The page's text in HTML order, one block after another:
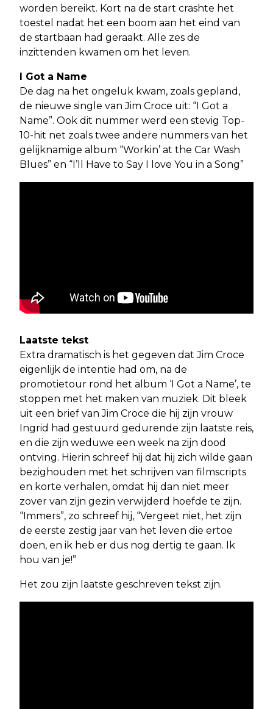
worden bereikt. Kort na de start crashte het
toestel nadat het een boom aan het eind van
de startbaan had geraakt. Alle zes de
inzittenden kwamen om het leven.
I Got a Name
De dag na het ongeluk kwam, zoals gepland,
de nieuwe single van Jim Croce uit: “I Got a
Name”. Ook dit nummer werd een stevig Top-
10-hit net zoals twee andere nummers van het
gelijknamige album “Workin’ at the Car Wash
Blues” en “I’ll Have to Say I love You in a Song”
Laatste tekst
Extra dramatisch is het gegeven dat Jim Croce
eigenlijk de intentie had om, na de
promotietour rond het album ‘I Got a Name’, te
stoppen met het maken van muziek. Dit bleek
uit een brief van Jim Croce die hij zijn vrouw
Ingrid had gestuurd gedurende zijn laatste reis,
en die zijn weduwe een week na zijn dood
ontving. Hierin schreef hij dat hij zich wilde gaan
bezighouden met het schrijven van filmscripts
en korte verhalen, omdat hij dan niet meer
zover van zijn gezin verwijderd hoefde te zijn.
“Immers”, zo schreef hij, “Vergeet niet, het zijn
de eerste zestig jaar van het leven die ertoe
doen, en ik heb er dus nog dertig te gaan. Ik
hou van je!”
Het zou zijn laatste geschreven tekst zijn.